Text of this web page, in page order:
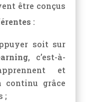
être conçus
:
soit sur
, c’est-à-
et
continu grâce
;